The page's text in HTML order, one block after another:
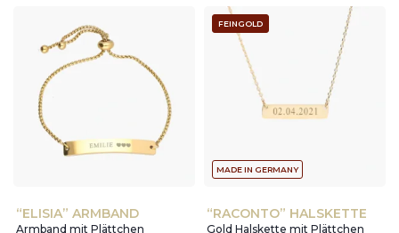
“ELISIA” ARMBAND
Armband mit Plättchen
FEINGOLD
MADE IN GERMANY
“RACONTO” HALSKETTE
Gold Halskette mit Plättchen